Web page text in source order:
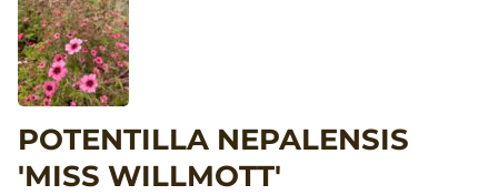
POTENTILLA NEPALENSIS
'MISS WILLMOTT'